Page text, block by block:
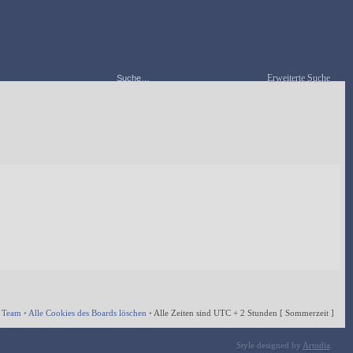
Erweiterte Suche
• Alle Cookies des Boards löschen • Alle Zeiten sind UTC + 2 Stunden [ Sommerzeit ]
Style designed by Artodia